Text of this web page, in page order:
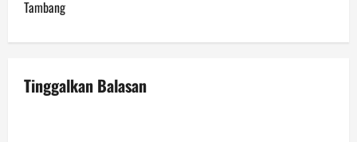
n
a
v
Tambang
Tinggalkan Balasan